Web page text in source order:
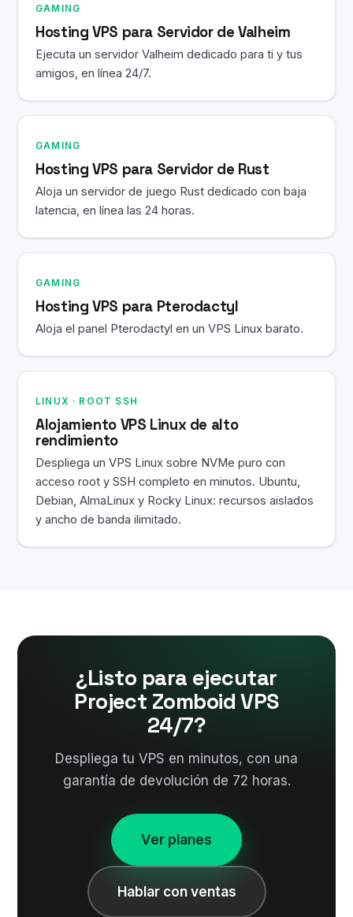
GAMING
Hosting VPS para Servidor de Valheim
Ejecuta un servidor Valheim dedicado para ti y tus
amigos, en línea 24/7.
GAMING
Hosting VPS para Servidor de Rust
Aloja un servidor de juego Rust dedicado con baja
latencia, en línea las 24 horas.
GAMING
Hosting VPS para Pterodactyl
Aloja el panel Pterodactyl en un VPS Linux barato.
LINUX · ROOT SSH
Alojamiento VPS Linux de alto
rendimiento
Despliega un VPS Linux sobre NVMe puro con
acceso root y SSH completo en minutos. Ubuntu,
Debian, AlmaLinux y Rocky Linux: recursos aislados
y ancho de banda ilimitado.
¿Listo para ejecutar
Project Zomboid VPS
24/7?
Despliega tu VPS en minutos, con una
garantía de devolución de 72 horas.
Ver planes
Hablar con ventas